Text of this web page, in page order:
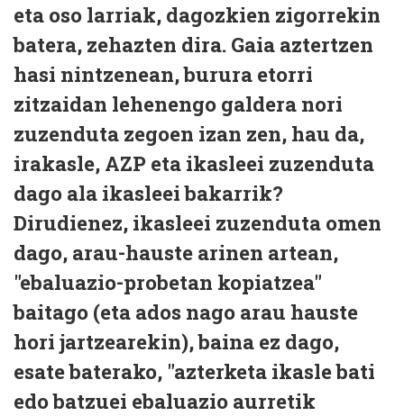
eta oso larriak, dagozkien zigorrekin
batera, zehazten dira. Gaia aztertzen
hasi nintzenean, burura etorri
zitzaidan lehenengo galdera nori
zuzenduta zegoen izan zen, hau da,
irakasle, AZP eta ikasleei zuzenduta
dago ala ikasleei bakarrik?
Dirudienez, ikasleei zuzenduta omen
dago, arau-hauste arinen artean,
"ebaluazio-probetan kopiatzea"
baitago (eta ados nago arau hauste
hori jartzearekin), baina ez dago,
esate baterako, "azterketa ikasle bati
edo batzuei ebaluazio aurretik